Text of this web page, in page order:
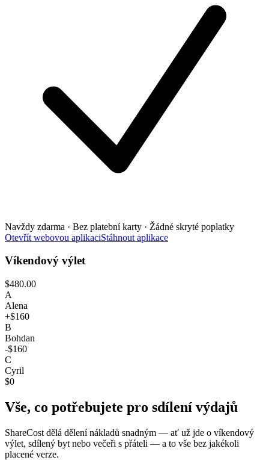
Navždy zdarma · Bez platební karty · Žádné skryté poplatky
Otevřít webovou aplikaciStáhnout aplikace
Víkendový výlet
$480.00
A
Alena
+$160
B
Bohdan
-$160
C
Cyril
$0
Vše, co potřebujete pro sdílení výdajů
ShareCost dělá dělení nákladů snadným — ať už jde o víkendový
výlet, sdílený byt nebo večeři s přáteli — a to vše bez jakékoli
placené verze.